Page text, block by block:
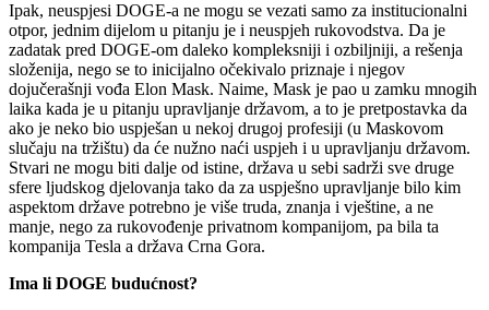
Ipak, neuspjesi DOGE-a ne mogu se vezati samo za institucionalni
otpor, jednim dijelom u pitanju je i neuspjeh rukovodstva. Da je
zadatak pred DOGE-om daleko kompleksniji i ozbiljniji, a rešenja
složenija, nego se to inicijalno očekivalo priznaje i njegov
dojučerašnji vođa Elon Mask. Naime, Mask je pao u zamku mnogih
laika kada je u pitanju upravljanje državom, a to je pretpostavka da
ako je neko bio uspješan u nekoj drugoj profesiji (u Maskovom
slučaju na tržištu) da će nužno naći uspjeh i u upravljanju državom.
Stvari ne mogu biti dalje od istine, država u sebi sadrži sve druge
sfere ljudskog djelovanja tako da za uspješno upravljanje bilo kim
aspektom države potrebno je više truda, znanja i vještine, a ne
manje, nego za rukovođenje privatnom kompanijom, pa bila ta
kompanija Tesla a država Crna Gora.
Ima li DOGE budućnost?